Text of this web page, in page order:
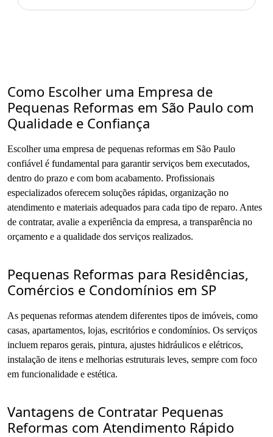
Como Escolher uma Empresa de
Pequenas Reformas em São Paulo com
Qualidade e Confiança
Escolher uma empresa de pequenas reformas em São Paulo
confiável é fundamental para garantir serviços bem executados,
dentro do prazo e com bom acabamento. Profissionais
especializados oferecem soluções rápidas, organização no
atendimento e materiais adequados para cada tipo de reparo. Antes
de contratar, avalie a experiência da empresa, a transparência no
orçamento e a qualidade dos serviços realizados.
Pequenas Reformas para Residências,
Comércios e Condomínios em SP
As pequenas reformas atendem diferentes tipos de imóveis, como
casas, apartamentos, lojas, escritórios e condomínios. Os serviços
incluem reparos gerais, pintura, ajustes hidráulicos e elétricos,
instalação de itens e melhorias estruturais leves, sempre com foco
em funcionalidade e estética.
Vantagens de Contratar Pequenas
Reformas com Atendimento Rápido